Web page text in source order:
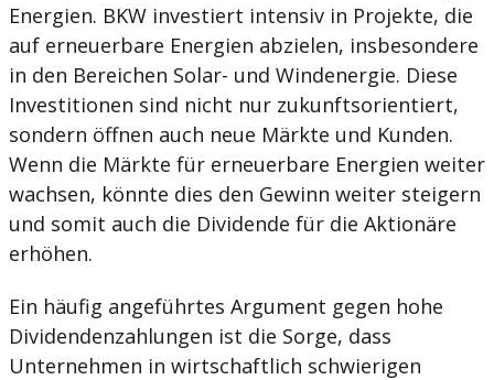
Energien. BKW investiert intensiv in Projekte, die
auf erneuerbare Energien abzielen, insbesondere
in den Bereichen Solar- und Windenergie. Diese
Investitionen sind nicht nur zukunftsorientiert,
sondern öffnen auch neue Märkte und Kunden.
Wenn die Märkte für erneuerbare Energien weiter
wachsen, könnte dies den Gewinn weiter steigern
und somit auch die Dividende für die Aktionäre
erhöhen.
Ein häufig angeführtes Argument gegen hohe
Dividendenzahlungen ist die Sorge, dass
Unternehmen in wirtschaftlich schwierigen